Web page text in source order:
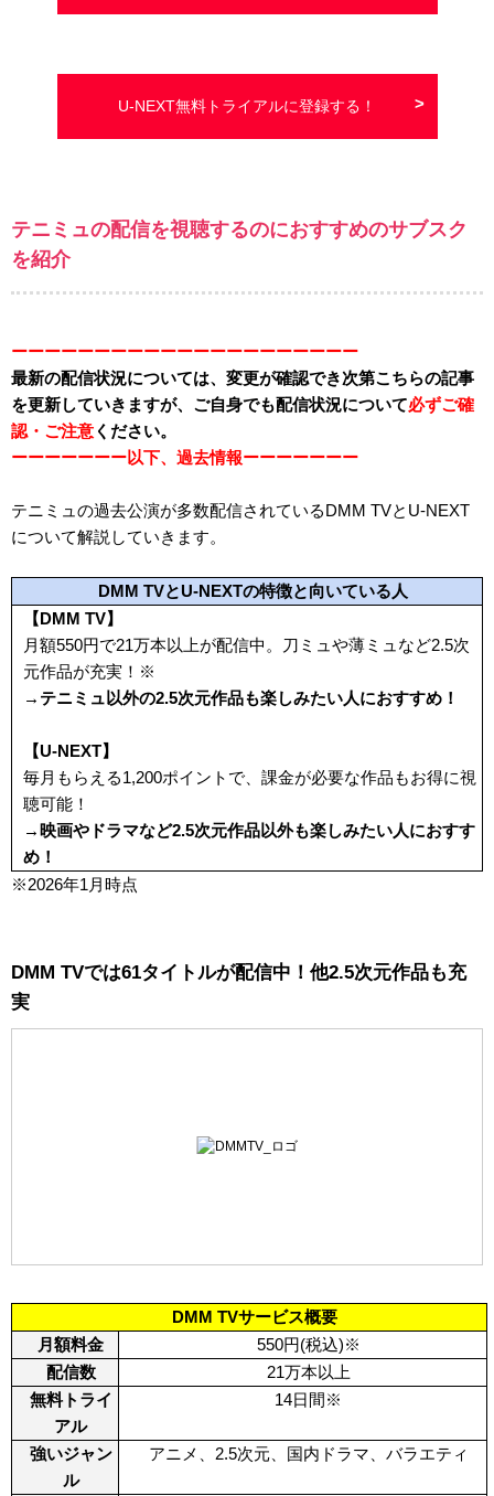
U-NEXT無料トライアルに登録する！
テニミュの配信を視聴するのにおすすめのサブスク
を紹介
ーーーーーーーーーーーーーーーーーーーーー
最新の配信状況については、変更が確認でき次第こちらの記事
を更新していきますが、ご自身でも配信状況について必ずご確
認・ご注意 ください。
ーーーーーーー以下、過去情報ーーーーーーー
テニミュの過去公演が多数配信されているDMM TVとU-NEXT
について解説していきます。
DMM TVとU-NEXTの特徴と向いている人
【DMM TV】
月額550円で21万本以上が配信中。刀ミュや薄ミュなど2.5次
元作品が充実！ ※
→テニミュ以外の2.5次元作品も楽しみたい人におすすめ！
【U-NEXT】
毎月もらえる1,200ポイントで、課金が必要な作品もお得に視
聴可能！
→映画やドラマなど2.5次元作品以外も楽しみたい人におすす
め！
※2026年1月時点
DMM TVでは61タイトルが配信中！他2.5次元作品も充
実
DMM TVサービス概要
月額料金
550円(税込)※
配信数
21万本以上
無料トライ
アル
14日間※
強いジャン
ル
アニメ、2.5次元、国内ドラマ、バラエティ